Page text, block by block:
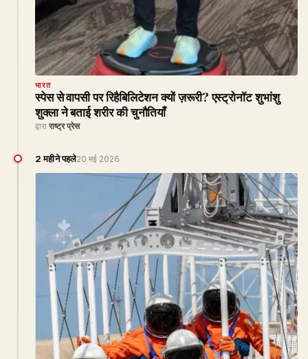
भारत
स्पेस से वापसी पर रिहैबिलिटेशन क्यों ज़रूरी? एस्ट्रोनॉट शुभांशु
शुक्ला ने बताई शरीर की चुनौतियाँ
द्वारा राष्ट्र प्रेस
2 महीने पहले20 मई 2026